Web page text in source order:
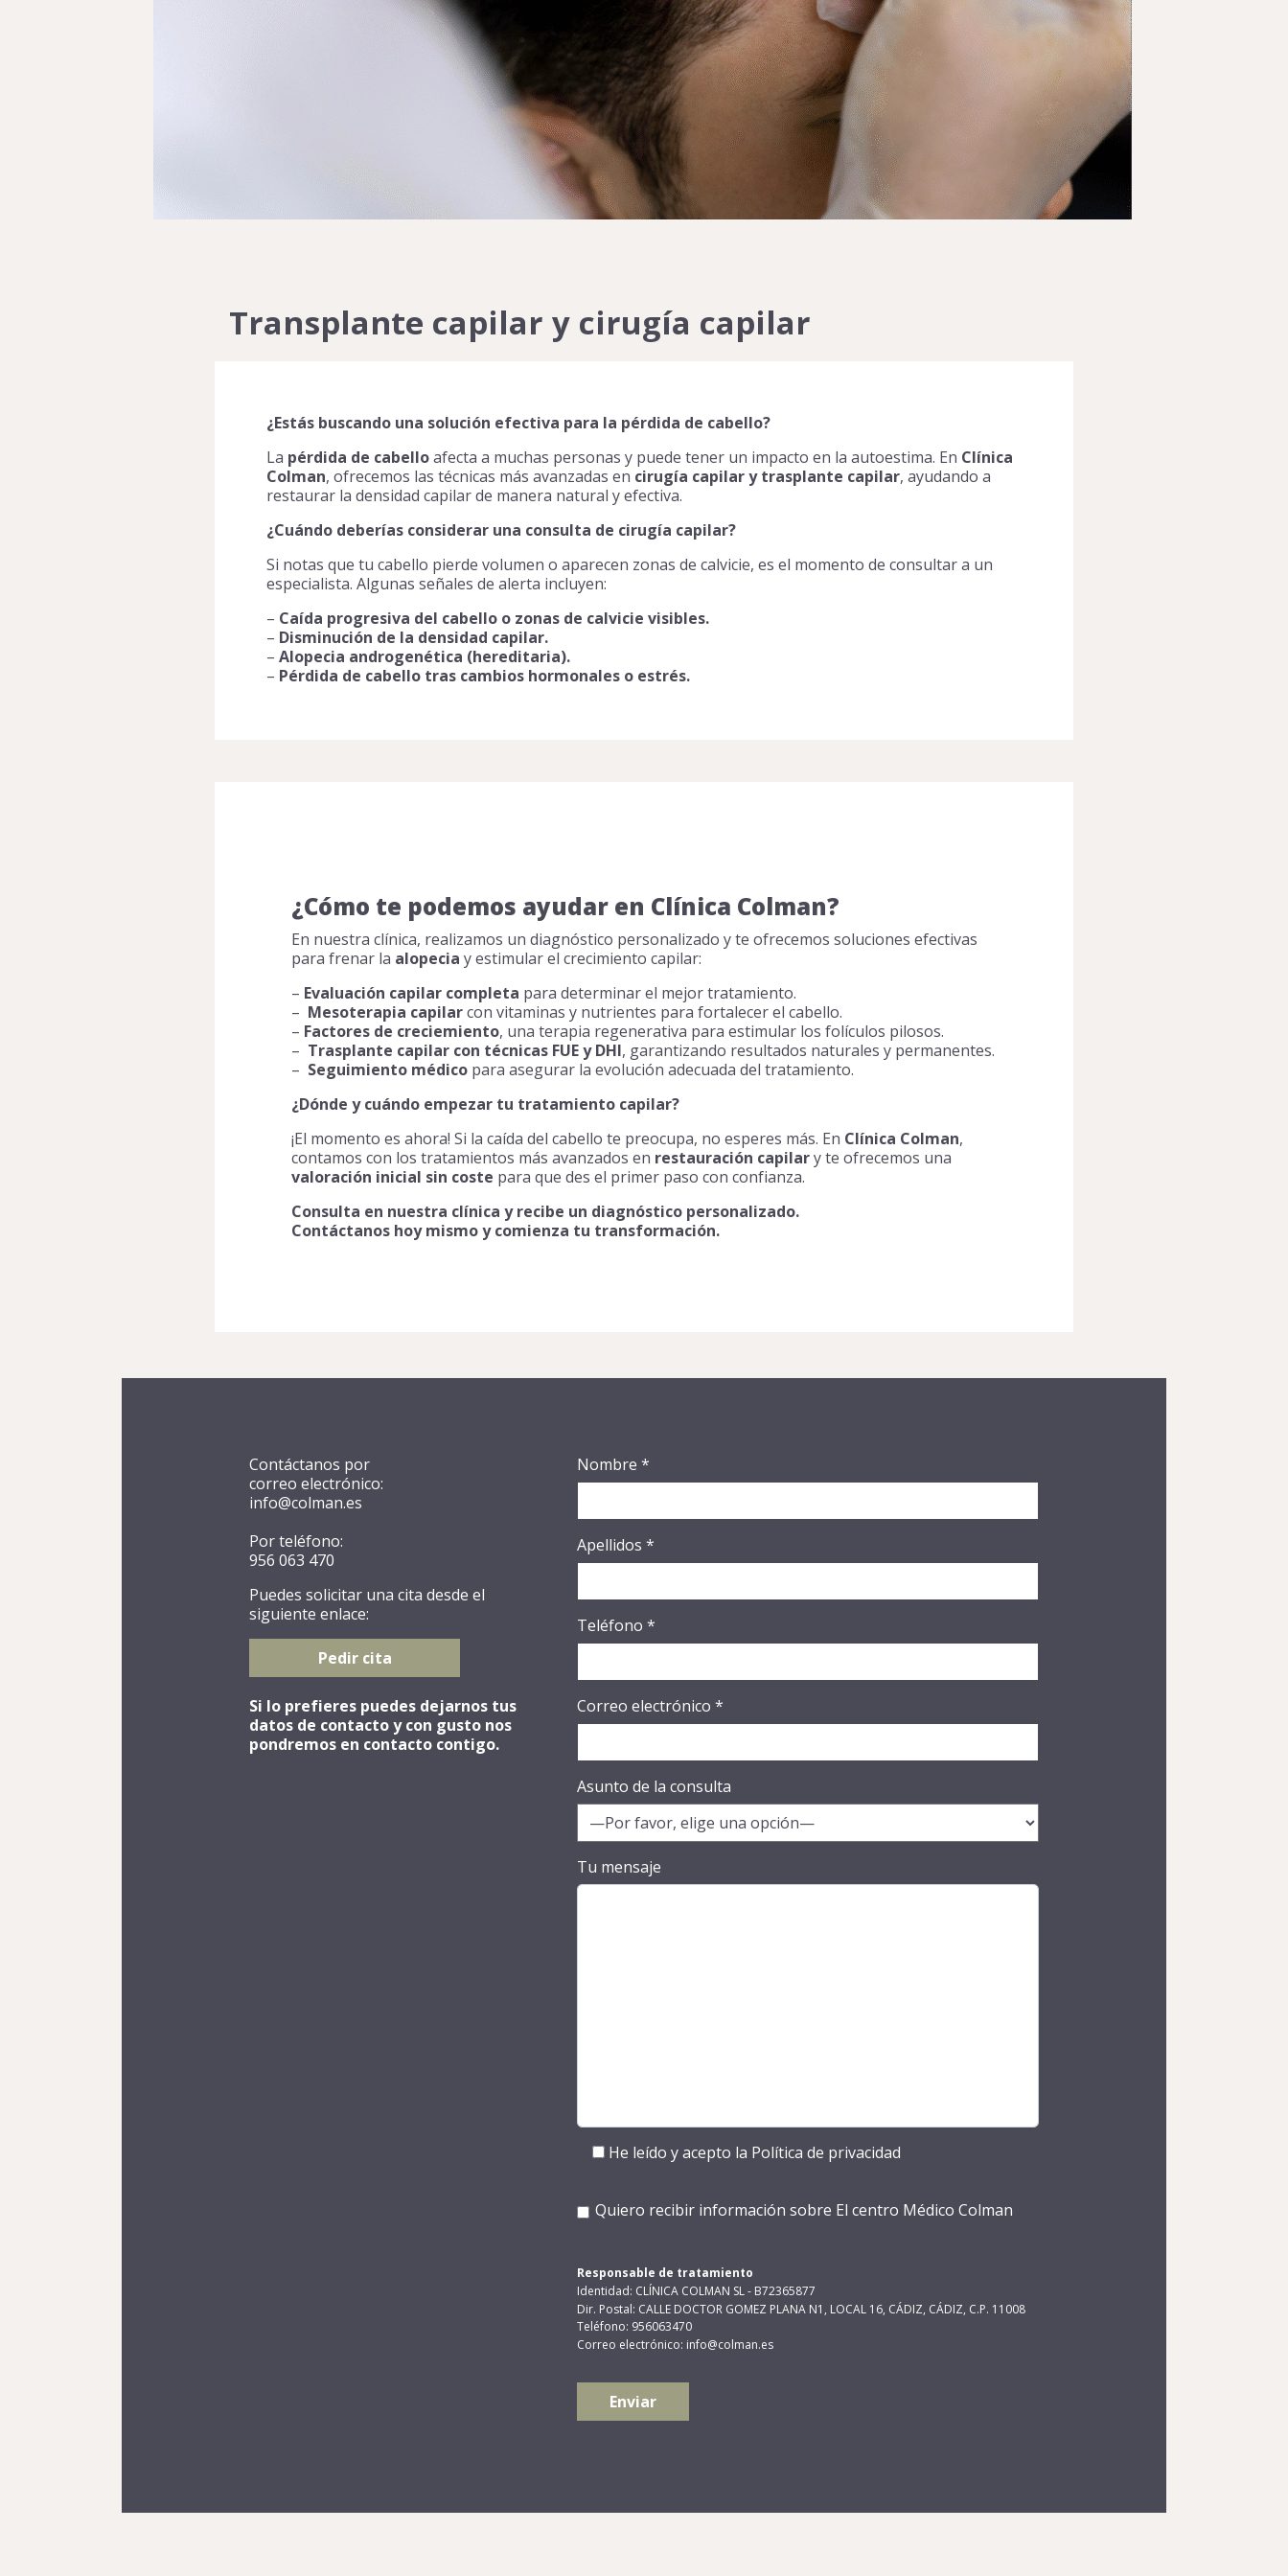
Transplante capilar y cirugía capilar
¿Estás buscando una solución efectiva para la pérdida de cabello?
La pérdida de cabelloafecta a muchas personas y puede tener un impacto en la autoestima. En Clínica
Colman, ofrecemos las técnicas más avanzadas en cirugía capilar y trasplante capilar, ayudando a
restaurar la densidad capilar de manera natural y efectiva.
¿Cuándo deberías considerar una consulta de cirugía capilar?
Si notas que tu cabello pierde volumen o aparecen zonas de calvicie, es el momento de consultar a un
especialista. Algunas señales de alerta incluyen:
– Caída progresiva del cabello o zonas de calvicie visibles.
– Disminución de la densidad capilar.
– Alopecia androgenética (hereditaria).
– Pérdida de cabello tras cambios hormonales o estrés.
¿Cómo te podemos ayudar en Clínica Colman?
En nuestra clínica, realizamos un diagnóstico personalizado y te ofrecemos soluciones efectivas
para frenar la alopecia y estimular el crecimiento capilar:
– Evaluación capilar completa para determinar el mejor tratamiento.
– Mesoterapia capilarcon vitaminas y nutrientes para fortalecer el cabello.
– Factores de creciemiento, una terapia regenerativa para estimular los folículos pilosos.
– Trasplante capilar con técnicas FUE y DHI, garantizando resultados naturales y permanentes.
– Seguimiento médico para asegurar la evolución adecuada del tratamiento.
¿Dónde y cuándo empezar tu tratamiento capilar?
¡El momento es ahora! Si la caída del cabello te preocupa, no esperes más. En Clínica Colman,
contamos con los tratamientos más avanzados en restauración capilary te ofrecemos una
valoración inicial sin coste para que des el primer paso con confianza.
Consulta en nuestra clínica y recibe un diagnóstico personalizado.
Contáctanos hoy mismo y comienza tu transformación.
Contáctanos por
correo electrónico:
info@colman.es
Por teléfono:
956 063 470
Puedes solicitar una cita desde el
siguiente enlace:
Pedir cita
Si lo prefieres puedes dejarnos tus
datos de contacto y con gusto nos
pondremos en contacto contigo.
Nombre *
Apellidos *
Teléfono *
Correo electrónico *
Asunto de la consulta
Tu mensaje
He leído y acepto la Política de privacidad
Quiero recibir información sobre El centro Médico Colman
Responsable de tratamiento
Identidad: CLÍNICA COLMAN SL - B72365877
Dir. Postal: CALLE DOCTOR GOMEZ PLANA N1, LOCAL 16, CÁDIZ, CÁDIZ, C.P. 11008
Teléfono: 956063470
Correo electrónico: info@colman.es